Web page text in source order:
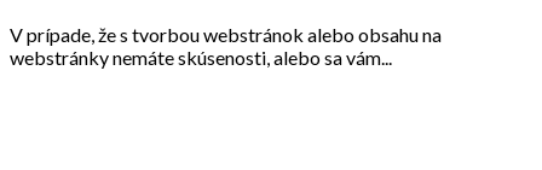
V prípade, že s tvorbou webstránok alebo obsahu na
webstránky nemáte skúsenosti, alebo sa vám...